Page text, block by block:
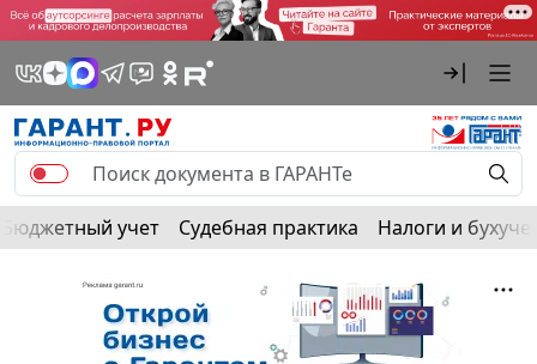
Бюджетный учет Судебная практика Налоги и